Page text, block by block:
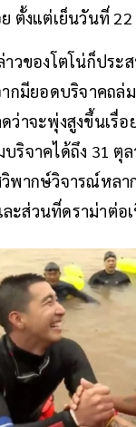
ตั้งแต่เย็นวันที่
าวของโตโน่ก็ประ
ากมียอดบริจาคถล่
ว่าจะพุ่งสูงขึ้นเรื่อ
ริจาคได้ถึง 31 ตุ
วิพากษ์วิจารณ์หล
ะส่วนที่ดราม่าต่อ